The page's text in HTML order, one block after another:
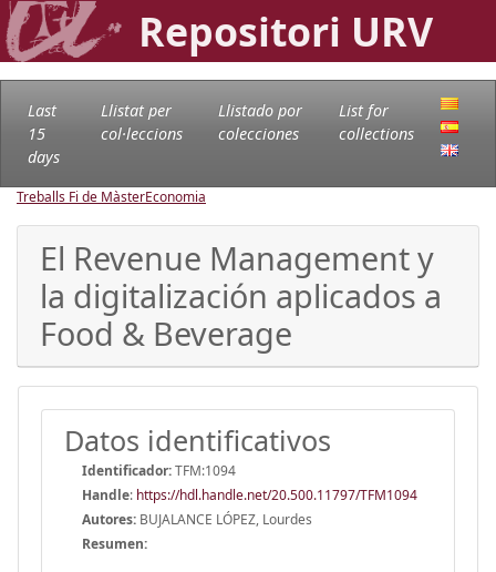
Repositori URV
Last
15
days
Llistat per
col·leccions
Llistado por
colecciones
List for
collections
Treballs Fi de MàsterEconomia
El Revenue Management y
la digitalización aplicados a
Food & Beverage
Datos identificativos
Identificador:TFM:1094
Handle: https://hdl.handle.net/20.500.11797/TFM1094
Autores: BUJALANCE LÓPEZ, Lourdes
Resumen: